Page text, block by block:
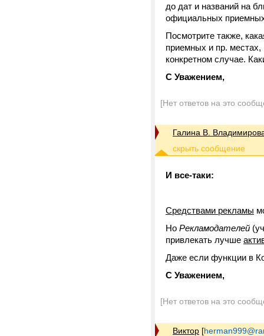
до дат и названий на
официальных
Посмотрите также,
приемных и пр.
конкретном случае.
С Уважением,
[Нет ответов на это
Галина В.
И все-таки:
Средствами рекламы
Но Рекламодателей
привлекать лучше
Даже если функции в
С Уважением,
[Нет ответов на это
Виктор [